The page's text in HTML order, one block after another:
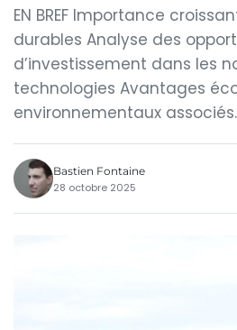
EN BREF Importance
durables Analyse des
d’investissement dans les
technologies Avantages
environnementaux
Bastien Fontaine
28 octobre 2025